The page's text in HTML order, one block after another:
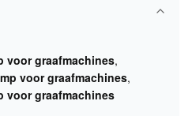
voor graafmachines,
voor graafmachines,
voor graafmachines